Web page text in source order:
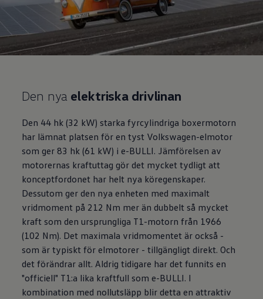
Den nya elektriska drivlinan
Den 44 hk (32 kW) starka fyrcylindriga boxermotorn
har lämnat platsen för en tyst Volkswagen-elmotor
som ger 83 hk (61 kW) i e-BULLI. Jämförelsen av
motorernas kraftuttag gör det mycket tydligt att
konceptfordonet har helt nya köregenskaper.
Dessutom ger den nya enheten med maximalt
vridmoment på 212 Nm mer än dubbelt så mycket
kraft som den ursprungliga T1-motorn från 1966
(102 Nm). Det maximala vridmomentet är också -
som är typiskt för elmotorer - tillgängligt direkt. Och
det förändrar allt. Aldrig tidigare har det funnits en
"officiell" T1:a lika kraftfull som e-BULLI. I
kombination med nollutsläpp blir detta en attraktiv